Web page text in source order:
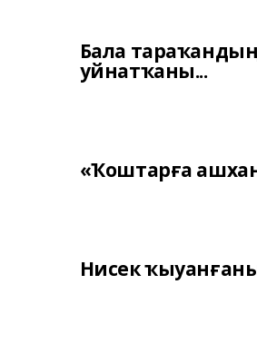
Бала
уйнатҡаны...
«Ҡоштарға
Нисек